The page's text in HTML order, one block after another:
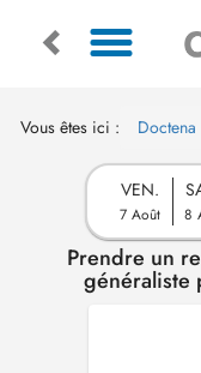
Vous êtes ici : Doctena
VEN.
7 Août 8
Prendre un
généraliste